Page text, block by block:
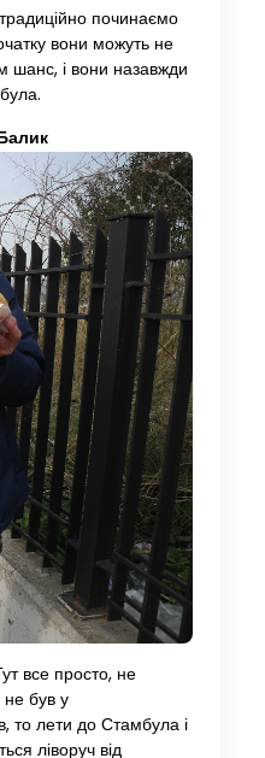
починаємо
вони можуть не
шанс, і вони назавжди
все просто, не
був у
то лети до Стамбула і
ліворуч від